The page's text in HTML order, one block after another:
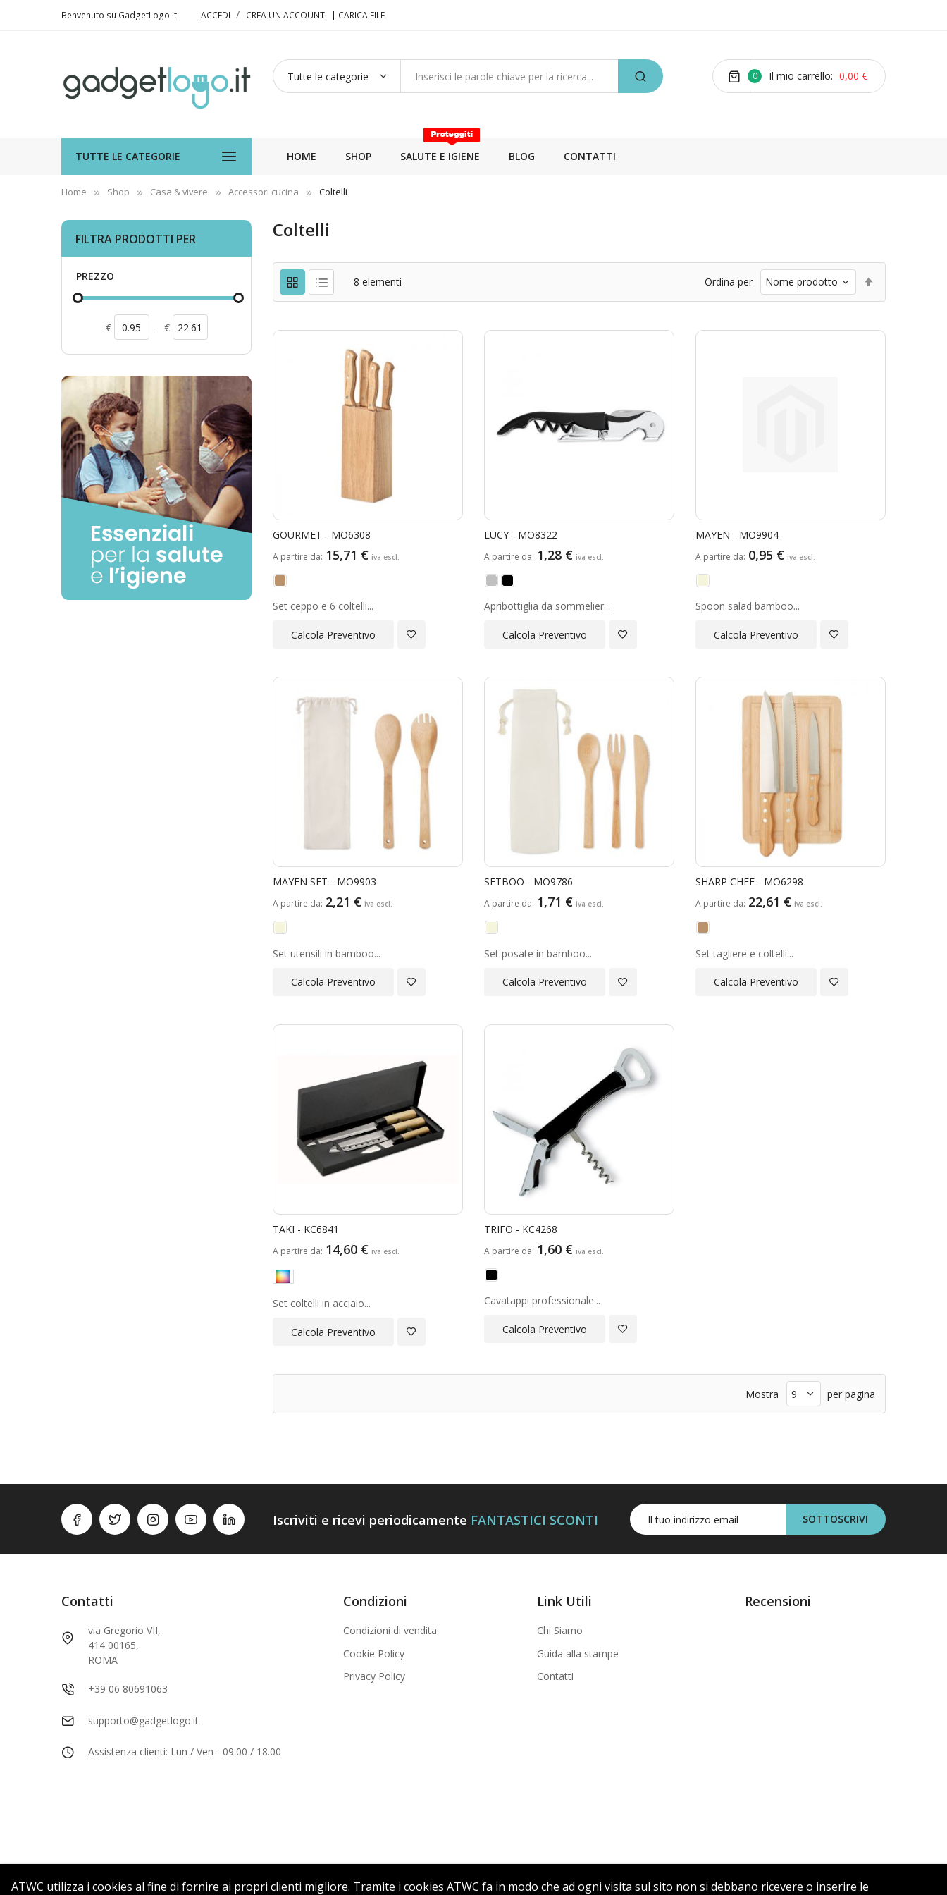
Benvenuto su GadgetLogo.it ACCEDI CREA UN ACCOUNT | CARICA FILE
Il mio carrello
0 0,00 €
TUTTE LE CATEGORIE HOME SHOP SALUTE E IGIENE BLOG CONTATTI
Home Shop Casa & vivere Accessori cucina Coltelli
Coltelli
8 elementi Ordina per
direzione
GOURMET - MO6308
A partire da 15,71 €
Set ceppo e 6 coltelli...
Calcola Preventivo Aggiungi
Desideri
LUCY - MO8322
A partire da 1,28 €
Apribottiglia da sommelier...
Calcola Preventivo Aggiungi
MAYEN - MO9904
A partire da 0,95 €
Spoon salad bamboo...
Calcola Preventivo Aggiungi
MAYEN SET - MO9903
A partire da 2,21 €
Set utensili in bamboo...
Calcola Preventivo Aggiungi
Desideri
SETBOO - MO9786
A partire da 1,71 €
Set posate in bamboo...
Calcola Preventivo Aggiungi
Desideri
SHARP CHEF - MO6298
A partire da 22,61 €
Set tagliere e coltelli...
Calcola Preventivo Aggiungi
TAKI - KC6841
A partire da 14,60 €
Set coltelli in acciaio...
Calcola Preventivo Aggiungi
Desideri
TRIFO - KC4268
A partire da 1,60 €
Cavatappi professionale...
Calcola Preventivo Aggiungi
Desideri
Mostra per pagina
FILTRA PRODOTTI PER
PREZZO
€ - €
Iscriviti e ricevi periodicamente FANTASTICI SCONTI SOTTOSCRIVI
Contatti
via Gregorio VII,
414 00165,
ROMA
+39 06 80691063
supporto@gadgetlogo.it
Assistenza clienti: Lun / Ven - 09.00 / 18.00
Condizioni
Condizioni di vendita
Cookie Policy
Privacy Policy
Link Utili
Chi Siamo
Guida alla stampe
Contatti
Recensioni
ATWC utilizza i cookies al fine di fornire ai propri clienti migliore. Tramite i cookies ATWC fa in modo che ad ogni visita sul sito non si debbano ricevere o inserire le